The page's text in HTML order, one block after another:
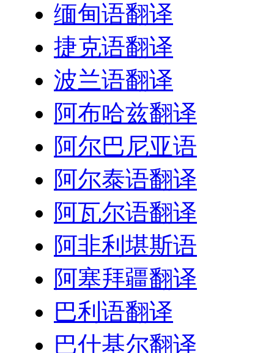
缅甸语翻译
捷克语翻译
波兰语翻译
阿布哈兹翻译
阿尔巴尼亚语
阿尔泰语翻译
阿瓦尔语翻译
阿非利堪斯语
阿塞拜疆翻译
巴利语翻译
巴什基尔翻译